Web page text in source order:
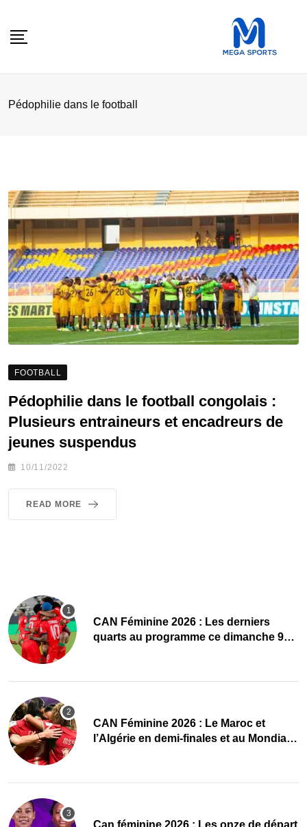
Pédophilie dans le football
FOOTBALL
Pédophilie dans le football congolais :
Plusieurs entraineurs et encadreurs de
jeunes suspendus
10/11/2022
READ MORE
CAN Féminine 2026 : Les derniers
quarts au programme ce dimanche 9
CAN Féminine 2026 : Le Maroc et
l’Algérie en demi-finales et au Mondial
‎Can féminine 2026 : Les onze de départ